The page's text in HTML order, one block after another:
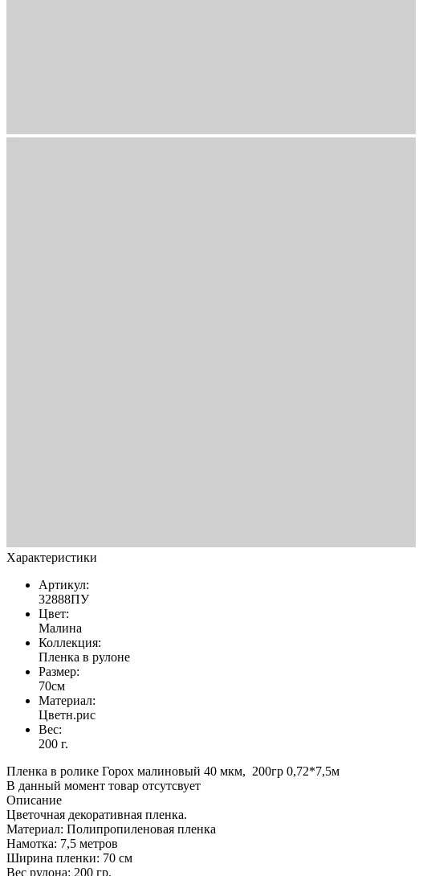
Характеристики
Артикул:
32888ПУ
Цвет:
Малина
Коллекция:
Пленка в рулоне
Размер:
70см
Материал:
Цветн.рис
Вес:
200 г.
Пленка в ролике Горох малиновый 40 мкм, 200гр 0,72*7,5м
В данный момент товар отсутсвует
Описание
Цветочная декоративная пленка.
Материал: Полипропиленовая пленка
Намотка: 7,5 метров
Ширина пленки: 70 см
Вес рулона: 200 гр.